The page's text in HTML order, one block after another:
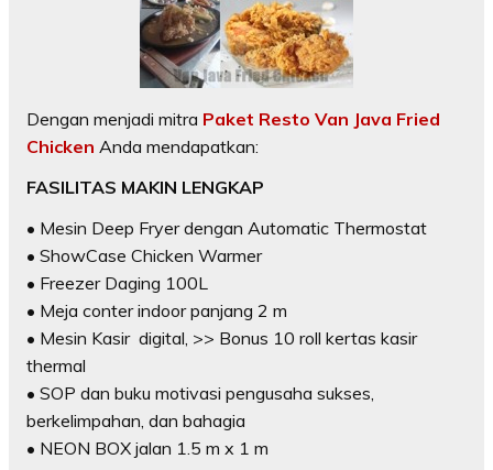
Dengan menjadi mitra Paket Resto Van Java Fried
Chicken Anda mendapatkan:
FASILITAS MAKIN LENGKAP
• Mesin Deep Fryer dengan Automatic Thermostat
• ShowCase Chicken Warmer
• Freezer Daging 100L
• Meja conter indoor panjang 2 m
• Mesin Kasir digital, >> Bonus 10 roll kertas kasir
thermal
• SOP dan buku motivasi pengusaha sukses,
berkelimpahan, dan bahagia
• NEON BOX jalan 1.5 m x 1 m